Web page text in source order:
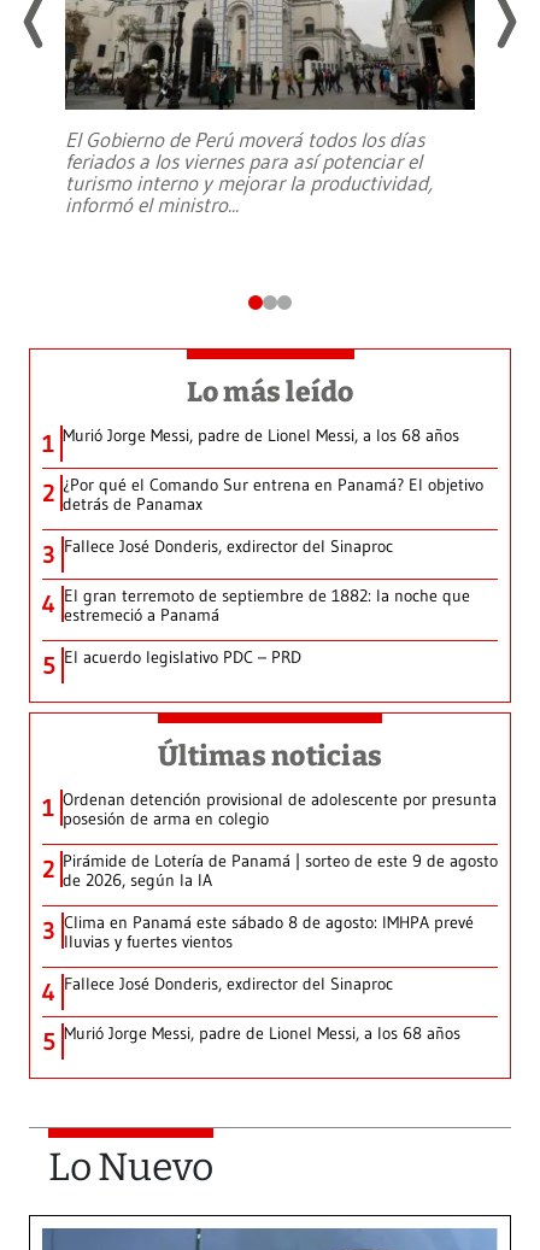
El Gobierno de Perú moverá todos los días
feriados a los viernes para así potenciar el
turismo interno y mejorar la productividad,
informó el ministro...
Lo más leído
1 Murió Jorge Messi, padre de Lionel Messi, a los 68 años
2 ¿Por qué el Comando Sur entrena en Panamá? El objetivo
detrás de Panamax
3 Fallece José Donderis, exdirector del Sinaproc
4 El gran terremoto de septiembre de 1882: la noche que
estremeció a Panamá
5 El acuerdo legislativo PDC – PRD
Últimas noticias
1 Ordenan detención provisional de adolescente por presunta
posesión de arma en colegio
2 Pirámide de Lotería de Panamá | sorteo de este 9 de agosto
de 2026, según la IA
3 Clima en Panamá este sábado 8 de agosto: IMHPA prevé
lluvias y fuertes vientos
4 Fallece José Donderis, exdirector del Sinaproc
5 Murió Jorge Messi, padre de Lionel Messi, a los 68 años
Lo Nuevo